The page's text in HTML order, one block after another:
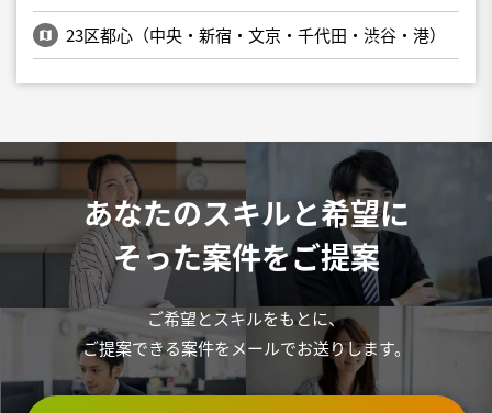
23区都心（中央・新宿・文京・千代田・渋谷・港）
あなたのスキルと希望に
そった案件をご提案
ご希望とスキルをもとに、
ご提案できる案件をメールでお送りします。